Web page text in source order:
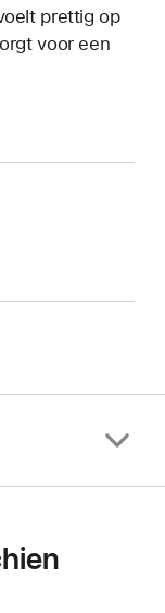
prettig op
voor een